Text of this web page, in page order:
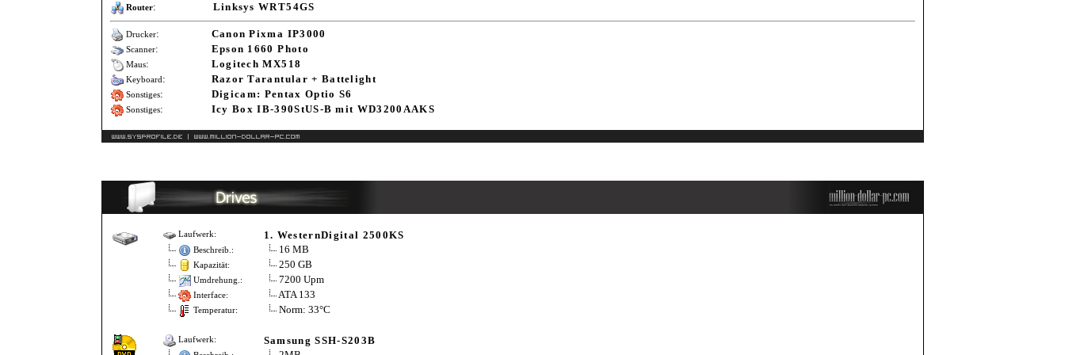
Router: Linksys WRT54GS
Drucker: Canon Pixma IP3000
Scanner: Epson 1660 Photo
Maus: Logitech MX518
Keyboard: Razor Tarantular + Battelight
Sonstiges: Digicam: Pentax Optio S6
Sonstiges: Icy Box IB-390StUS-B mit WD3200AAKS
Laufwerk: 1. WesternDigital 2500KS
Beschreib.: 16 MB
Kapazität: 250 GB
Umdrehung.: 7200 Upm
Interface: ATA 133
Temperatur: Norm: 33°C
Laufwerk: Samsung SSH-S203B